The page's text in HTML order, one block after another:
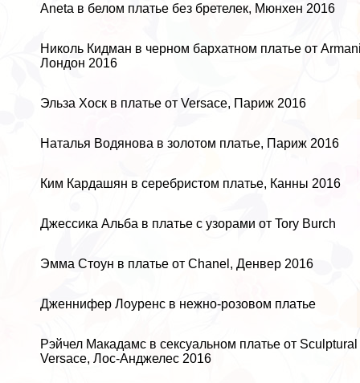
Aneta в белом платье без бретелек, Мюнхен 2016
Николь Кидман в черном бархатном платье от
Лондон 2016
Эльза Хоск в платье от Versace, Париж 2016
Наталья Водянова в золотом платье, Париж 2016
Ким Кардашян в серебристом платье, Канны 2016
Джессика Альба в платье с узорами от Tory Burch
Эмма Стоун в платье от Chanel, Денвер 2016
Дженнифер Лоуренс в нежно-розовом платье
Рэйчел Макадамс в ceкcуальном платье от
Versace, Лос-Анджелес 2016